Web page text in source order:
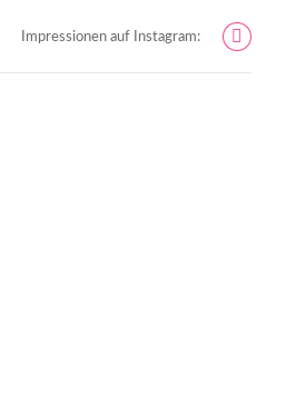
Impressionen auf Instagram:
page